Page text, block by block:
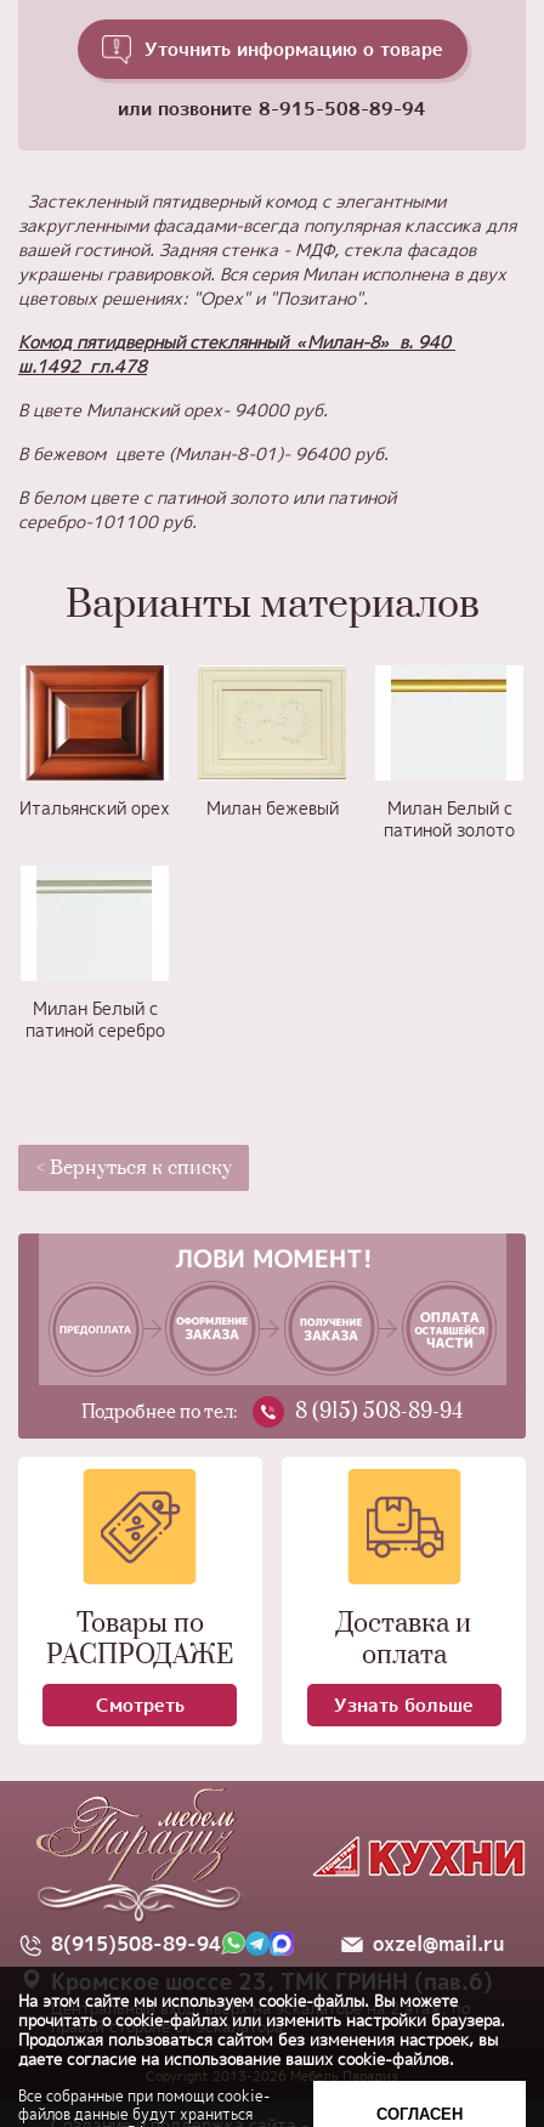
Уточнить информацию о товаре
или позвоните 8-915-508-89-94
Застекленный пятидверный комод с элегантными
закругленными фасадами-всегда популярная классика для
вашей гостиной. Задняя стенка - МДФ, стекла фасадов
украшены гравировкой. Вся серия Милан исполнена в двух
цветовых решениях: "Орех" и "Позитано".
Комод пятидверный стеклянный «Милан-8» в. 940
ш.1492 гл.478
В цвете Миланский орех- 94000 руб.
В бежевом цвете (Милан-8-01)- 96400 руб.
В белом цвете с патиной золото или патиной
серебро-101100 руб.
Варианты материалов
Итальянский орех Милан бежевый
Милан Белый с
патиной золото
Милан Белый с
патиной серебро
< Вернуться к списку
Подробнее по тел: 8 (915) 508-89-94
Товары по
РАСПРОДАЖЕ
Смотреть
Доставка и
оплата
Узнать больше
8(915)508-89-94 oxzel@mail.ru
Кромское шоссе 23, ТМК ГРИНН (пав.6)
Центральный вход, вверх на эскалаторе на 2 этаж, по
правой стороне от эскалатора
Copyright 2013-2026 Мебель Парадиз
На этом сайте мы используем cookie-файлы. Вы можете
прочитать о cookie-файлах или изменить настройки браузера.
Продолжая пользоваться сайтом без изменения настроек, вы
даете согласие на использование ваших cookie-файлов.
Все собранные при помощи cookie-
файлов данные будут храниться
СОГЛАСЕН